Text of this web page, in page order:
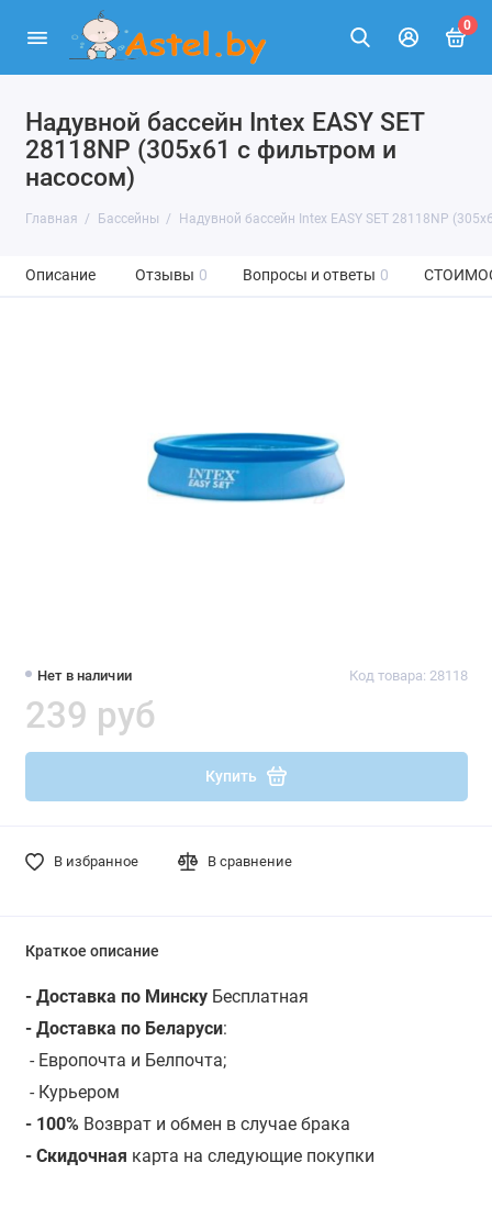
0
Надувной бассейн Intex EASY SET
28118NP (305x61 с фильтром и
насосом)
Главная Бассейны Надувной бассейн Intex EASY SET 28118NP
Описание Отзывы 0 Вопросы и ответы 0
Нет в наличии Код товара: 28118
239 руб
Купить
В избранное В сравнение
Краткое описание
- Доставка по МинскуБесплатная
- Доставка по Беларуси:
- Европочта и Белпочта;
- Курьером
- 100% Возврат и обмен в случае брака
- Скидочная карта на следующие покупки